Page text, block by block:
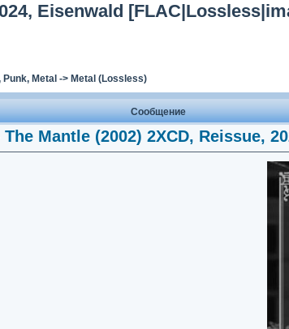
Eisenwald
Metal -> Metal (Lossless)
Сообщение
Mantle (2002) 2XCD, Reissue,